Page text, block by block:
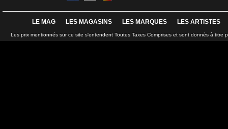
LE MAG LES MAGASINS LES MARQUES LES ARTISTES
Les prix mentionnés sur ce site s'entendent Toutes Taxes Comprises et sont donnés à